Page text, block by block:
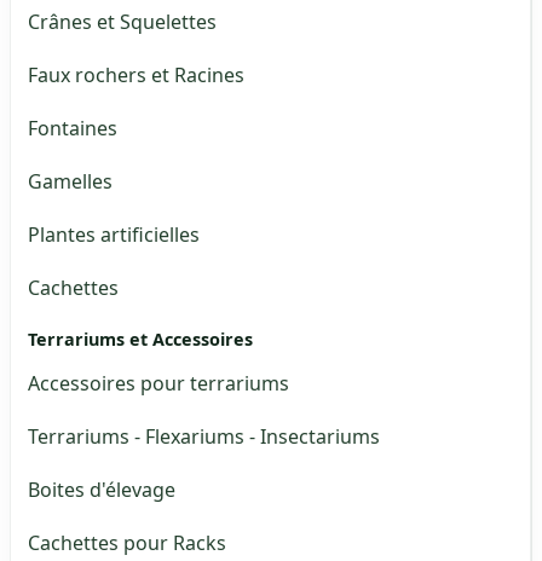
Crânes et Squelettes
Faux rochers et Racines
Fontaines
Gamelles
Plantes artificielles
Cachettes
Terrariums et Accessoires
Accessoires pour terrariums
Terrariums - Flexariums - Insectariums
Boites d'élevage
Cachettes pour Racks